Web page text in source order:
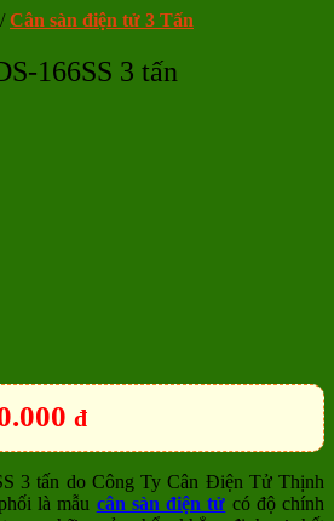
/ Cân sàn điện tử 3 Tấn
166SS 3 tấn
đ
3 tấn do Công Ty Cân Điện Tử Thịnh
là mẫu cân sàn điện tử có độ chính